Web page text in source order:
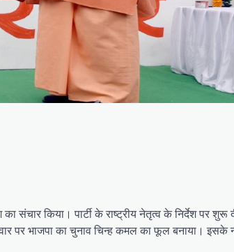
संचार किया। पार्टी के राष्ट्रीय नेतृत्व के निर्देश पर शुरू
पर भाजपा का चुनाव चिन्ह कमल का फूल बनाया। इसके